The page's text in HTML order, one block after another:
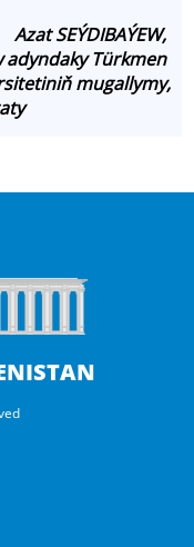
Azat SEÝDIBAÝEW,
adyndaky Türkmen
mugallymy,